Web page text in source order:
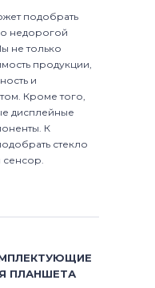
подобрать
недорогой
не только
продукции,
и
Кроме того,
дисплейные
К
стекло
сенсор.
ПЛАНШЕТА